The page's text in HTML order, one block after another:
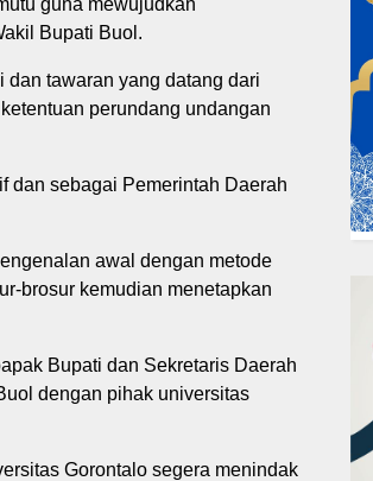
Bupati Buol.
tawaran yang datang dari
perundang undangan
dan sebagai Pemerintah Daerah
awal dengan metode
brosur kemudian menetapkan
Bupati dan Sekretaris Daerah
dengan pihak universitas
Gorontalo segera menindak